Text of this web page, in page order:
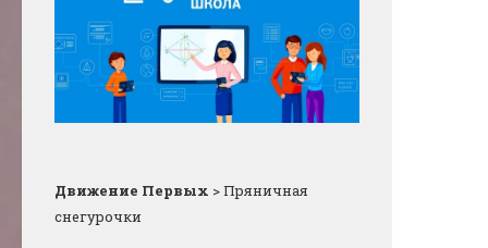
Движение Первых >Пряничная
снегурочки